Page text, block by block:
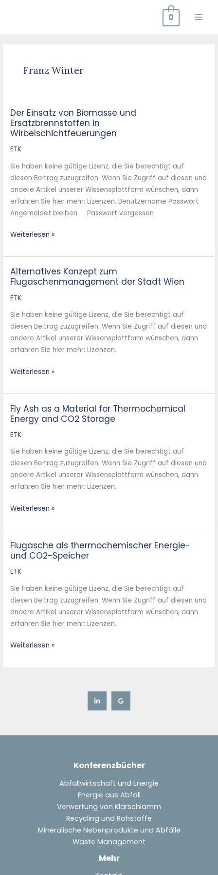
0
Franz Winter
Der Einsatz von Biomasse und
Ersatzbrennstoffen in
Wirbelschichtfeuerungen
ETK
Sie haben keine gültige Lizenz, die Sie berechtigt auf
diesen Beitrag zuzugreifen. Wenn Sie Zugriff auf diesen und
andere Artikel unserer Wissensplattform wünschen, dann
erfahren Sie hier mehr: Lizenzen. Benutzername Passwort
Angemeldet bleiben Passwort vergessen
Der
Einsatz
von
Biomasse
Ersatzbrennstoffen
in
Wirbelschichtfeuerungen
Weiterlesen »
Alternatives Konzept zum
Flugaschenmanagement der Stadt Wien
ETK
Sie haben keine gültige Lizenz, die Sie berechtigt auf
diesen Beitrag zuzugreifen. Wenn Sie Zugriff auf diesen und
andere Artikel unserer Wissensplattform wünschen, dann
erfahren Sie hier mehr: Lizenzen.
Alternatives
Konzept
zum
der
Stadt
Wien
Weiterlesen »
Fly Ash as a Material for Thermochemical
Energy and CO2 Storage
ETK
Sie haben keine gültige Lizenz, die Sie berechtigt auf
diesen Beitrag zuzugreifen. Wenn Sie Zugriff auf diesen und
andere Artikel unserer Wissensplattform wünschen, dann
erfahren Sie hier mehr: Lizenzen.
Fly
Ash
as
Material
for
Thermochemical
Energy
Weiterlesen »
Flugasche als thermochemischer Energie-
und CO2-Speicher
ETK
Sie haben keine gültige Lizenz, die Sie berechtigt auf
diesen Beitrag zuzugreifen. Wenn Sie Zugriff auf diesen und
andere Artikel unserer Wissensplattform wünschen, dann
erfahren Sie hier mehr: Lizenzen.
Flugasche
als
thermochemischer
und
CO2-
Speicher
Weiterlesen »
Konferenzbücher
Abfallwirtschaft und Energie
Energie aus Abfall
Verwertung von Klärschlamm
Recycling und Rohstoffe
Mineralische Nebenprodukte und Abfälle
Waste Management
Mehr